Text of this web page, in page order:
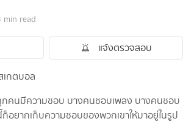
min read
แจ้งตรวจสอบ
ามชอบ บางคนชอบเพลง บางคนชอบ
ยากเก็บความชอบของพวกเขาให้มาอยู่ในรูป